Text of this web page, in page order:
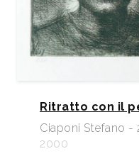
Ritratto con il
Ciaponi Stefano -
2000